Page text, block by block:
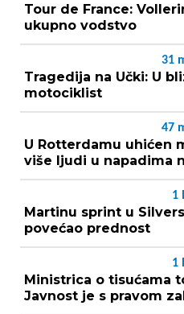
Tour de France:
ukupno vodstvo
31
Tragedija na Učki: U
motociklist
47
U Rotterdamu uhićen
više ljudi u napadima
1
Martinu sprint u
povećao prednost
1
Ministrica o tisućama
Javnost je s pravom